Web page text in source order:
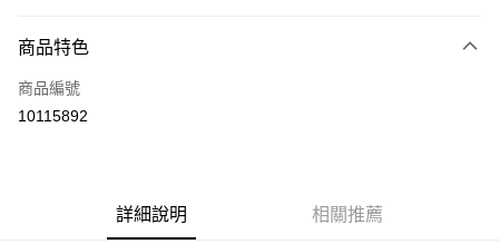
信用卡一次付款
超商取貨付款
全家付款取貨
商品特色
商品編號
10115892
詳細說明 相關推薦